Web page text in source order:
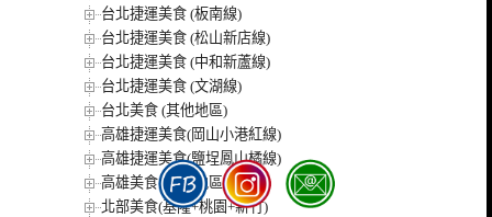
台北捷運美食 (板南線)
台北捷運美食 (松山新店線)
台北捷運美食 (中和新蘆線)
台北捷運美食 (文湖線)
台北美食 (其他地區)
高雄捷運美食(岡山小港紅線)
高雄捷運美食(鹽埕鳳山橘線)
高雄美食 (其他地區)
北部美食(基隆+桃園+新竹)